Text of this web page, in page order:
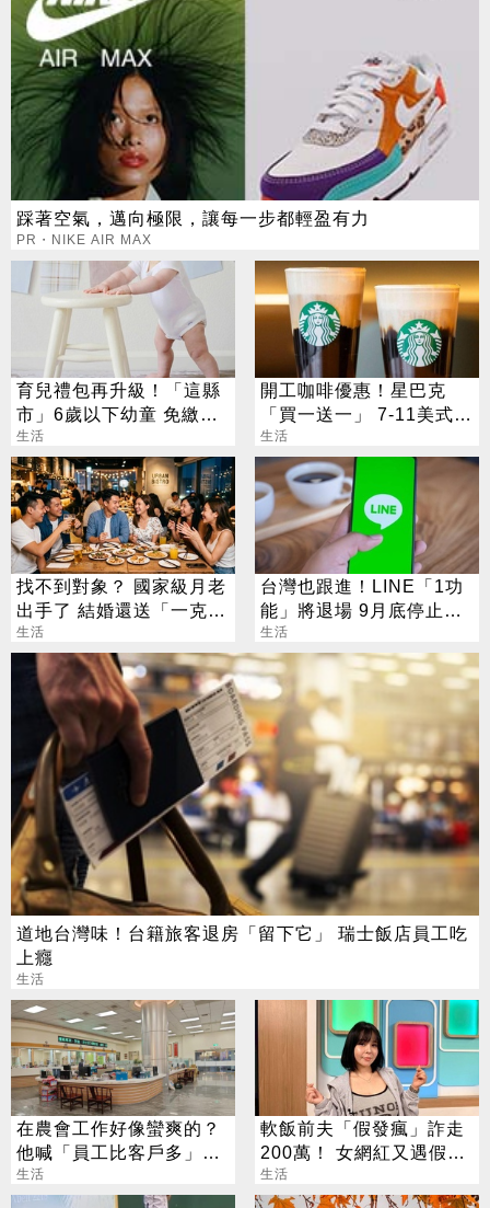
踩著空氣，邁向極限，讓每一步都輕盈有力
PR・NIKE AIR MAX
育兒禮包再升級！「這縣
市」6歲以下幼童 免繳健
保費
生活
開工咖啡優惠！星巴克
「買一送一」 7-11美式買
7送7
生活
找不到對象？ 國家級月老
出手了 結婚還送「一克拉
鑽戒」
生活
台灣也跟進！LINE「1功
能」將退場 9月底停止服
務
生活
道地台灣味！台籍旅客退房「留下它」 瑞士飯店員工吃
上癮
生活
在農會工作好像蠻爽的？
他喊「員工比客戶多」內
行人曝真相
生活
軟飯前夫「假發瘋」詐走
200萬！ 女網紅又遇假富
豪 養套殺噴2千萬
生活